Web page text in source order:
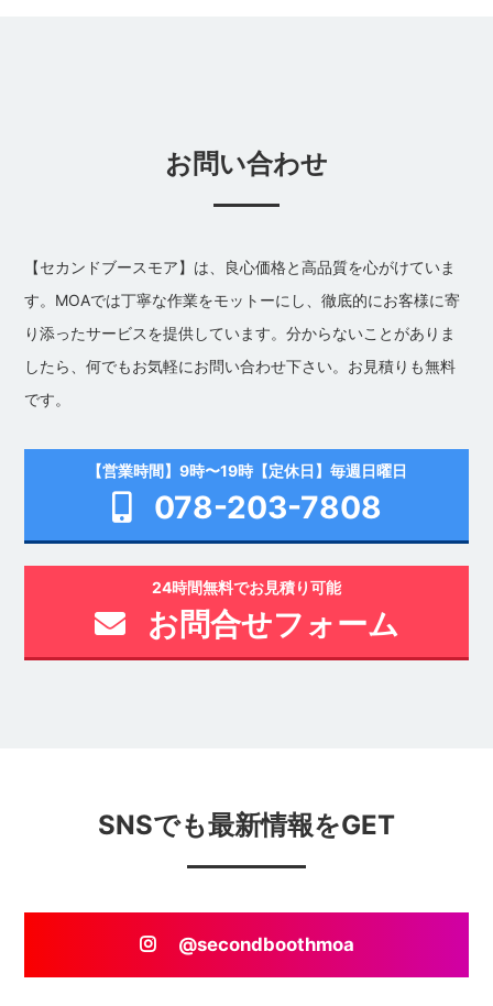
お問い合わせ
【セカンドブースモア】は、良心価格と高品質を心がけていま
す。MOAでは丁寧な作業をモットーにし、徹底的にお客様に寄
り添ったサービスを提供しています。分からないことがありま
したら、何でもお気軽にお問い合わせ下さい。お見積りも無料
です。
【営業時間】9時〜19時【定休日】毎週日曜日
078-203-7808
24時間無料でお見積り可能
お問合せフォーム
SNSでも最新情報をGET
@secondboothmoa